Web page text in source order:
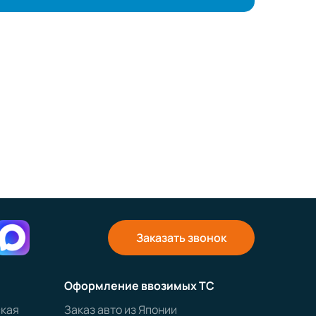
Заказать звонок
Оформление ввозимых ТС
Заказ авто из Японии